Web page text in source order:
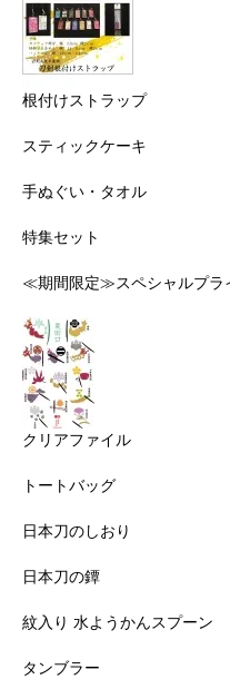
根付けストラップ
スティックケーキ
手ぬぐい・タオル
特集セット
≪期間限定≫スペシャルプラ
クリアファイル
トートバッグ
日本刀のしおり
日本刀の鐔
紋入り 水ようかんスプーン
タンブラー